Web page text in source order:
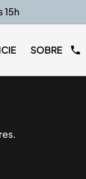
15h
SOBRE